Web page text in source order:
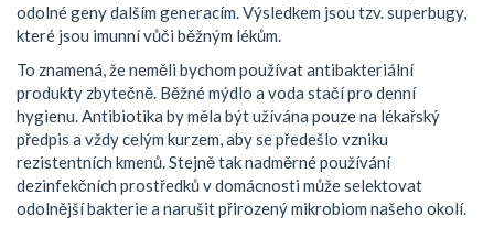
odolné geny dalším generacím. Výsledkem jsou tzv. superbugy,
které jsou imunní vůči běžným lékům.
To znamená, že neměli bychom používat antibakteriální
produkty zbytečně. Běžné mýdlo a voda stačí pro denní
hygienu. Antibiotika by měla být užívána pouze na lékařský
předpis a vždy celým kurzem, aby se předešlo vzniku
rezistentních kmenů. Stejně tak nadměrné používání
dezinfekčních prostředků v domácnosti může selektovat
odolnější bakterie a narušit přirozený mikrobiom našeho okolí.